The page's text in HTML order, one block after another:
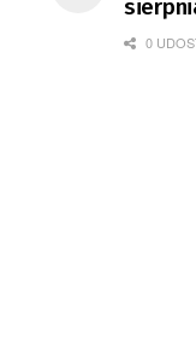
z
0